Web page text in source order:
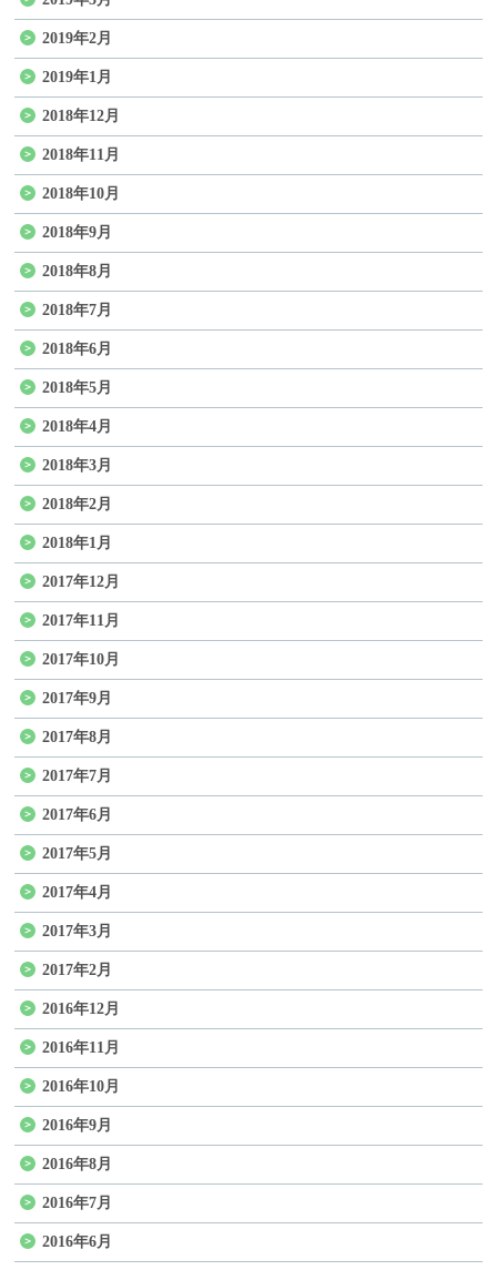
2019年2月
2019年1月
2018年12月
2018年11月
2018年10月
2018年9月
2018年8月
2018年7月
2018年6月
2018年5月
2018年4月
2018年3月
2018年2月
2018年1月
2017年12月
2017年11月
2017年10月
2017年9月
2017年8月
2017年7月
2017年6月
2017年5月
2017年4月
2017年3月
2017年2月
2016年12月
2016年11月
2016年10月
2016年9月
2016年8月
2016年7月
2016年6月